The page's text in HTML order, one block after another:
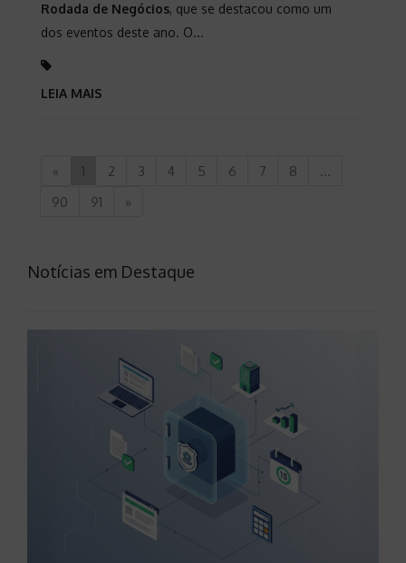
Rodada de Negócios, que se destacou como um
dos eventos deste ano. O...
LEIA MAIS
« 2 3 4 5 6 7 8
...
90
91 »
Notícias em Destaque